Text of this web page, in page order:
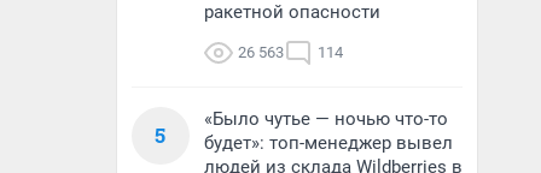
ракетной опасности
26 563 114
5
«Было чутье — ночью что-то
будет»: топ-менеджер вывел
людей из склада Wildberries в